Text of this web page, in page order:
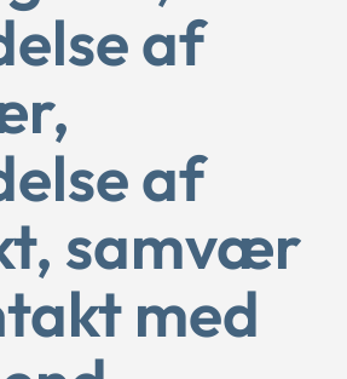
af
af
samvær
med